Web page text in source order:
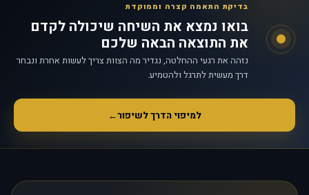
בדיקת התאמה קצרה וממוקדת
בואו נמצא את השיחה שיכולה לקדם
את התוצאה הבאה שלכם
נזהה את רגעי ההחלטה, נגדיר מה הצוות צריך לעשות אחרת ונבחר
דרך מעשית לתרגל ולהטמיע.
למיפוי הדרך לשיפור←